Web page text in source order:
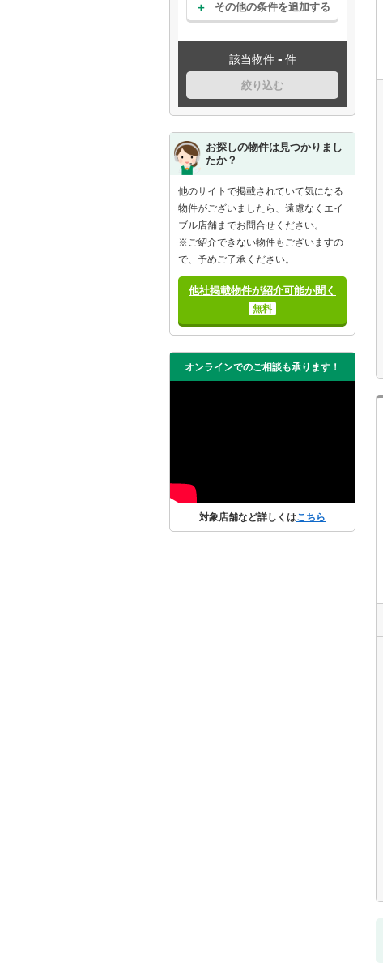
その他の条件を追加する
該当物件 - 件
絞り込む
お探しの物件は見つかりまし
たか？
他のサイトで掲載されていて気になる
物件がございましたら、遠慮なくエイ
ブル店舗までお問合せください。
※ご紹介できない物件もございますの
で、予めご了承ください。
他社掲載物件が紹介可能か聞く
無料
オンラインでのご相談も承ります！
対象店舗など詳しくはこちら